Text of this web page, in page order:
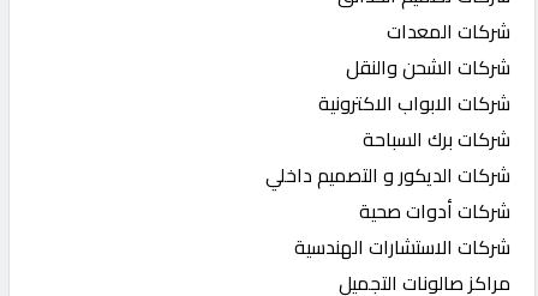
شركات المعدات
شركات الشحن والنقل
شركات الابواب الاكترونية
شركات برك السباحة
شركات الديكور و التصميم داخلي
شركات أدوات صحية
شركات الاستشارات الهندسية
مراكز صالونات التجميل